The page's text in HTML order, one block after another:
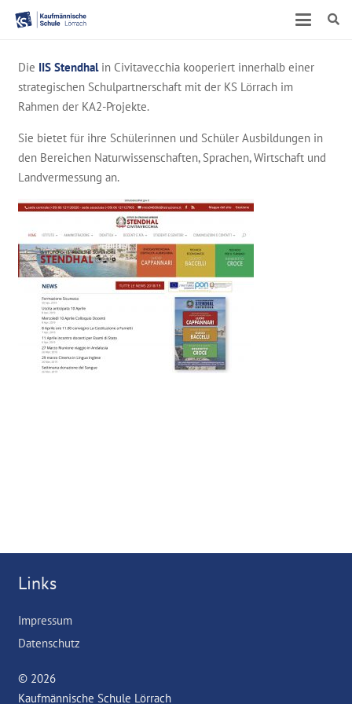
Die IIS Stendhalin Civitavecchia kooperiert innerhalb einer
strategischen Schulpartnerschaft mit der KS Lörrach im
Rahmen der KA2-Projekte.
Sie bietet für ihre Schülerinnen und Schüler Ausbildungen in
den Bereichen Naturwissenschaften, Sprachen, Wirtschaft und
Landvermessung an.
Links
Impressum
Datenschutz
© 2026
Kaufmännische Schule Lörrach